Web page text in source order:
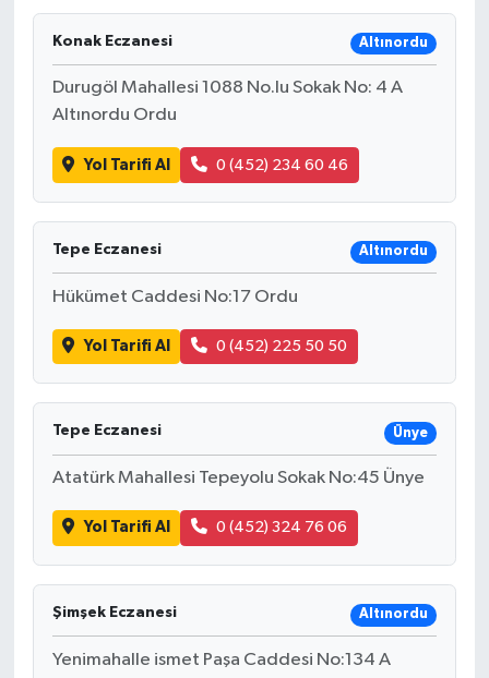
Konak Eczanesi Altınordu
Durugöl Mahallesi 1088 No.lu Sokak No: 4 A
Altınordu Ordu
Yol Tarifi Al 0 (452) 234 60 46
Tepe Eczanesi Altınordu
Hükümet Caddesi No:17 Ordu
Yol Tarifi Al 0 (452) 225 50 50
Tepe Eczanesi Ünye
Atatürk Mahallesi Tepeyolu Sokak No:45 Ünye
Yol Tarifi Al 0 (452) 324 76 06
Şimşek Eczanesi Altınordu
Yenimahalle ismet Paşa Caddesi No:134 A